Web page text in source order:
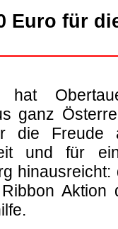
Euro für
ganz
die Freude
und für
hinausreicht:
Aktion